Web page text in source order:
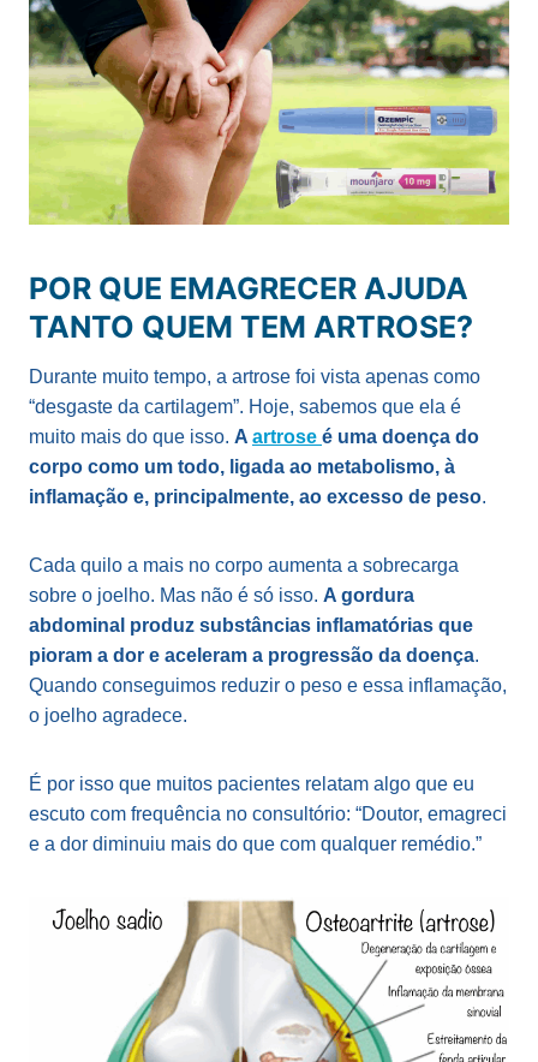
POR QUE EMAGRECER AJUDA
TANTO QUEM TEM ARTROSE?
Durante muito tempo, a artrose foi vista apenas como
“desgaste da cartilagem”. Hoje, sabemos que ela é
muito mais do que isso. A artrose é uma doença do
corpo como um todo, ligada ao metabolismo, à
inflamação e, principalmente, ao excesso de peso.
Cada quilo a mais no corpo aumenta a sobrecarga
sobre o joelho. Mas não é só isso. A gordura
abdominal produz substâncias inflamatórias que
pioram a dor e aceleram a progressão da doença.
Quando conseguimos reduzir o peso e essa inflamação,
o joelho agradece.
É por isso que muitos pacientes relatam algo que eu
escuto com frequência no consultório: “Doutor, emagreci
e a dor diminuiu mais do que com qualquer remédio.”